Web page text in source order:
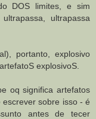
DOS limites, e sim
ultrapassa
portanto, explosivo
explosivoS.
oq significa artefatos
sobre isso - é
antes de tecer